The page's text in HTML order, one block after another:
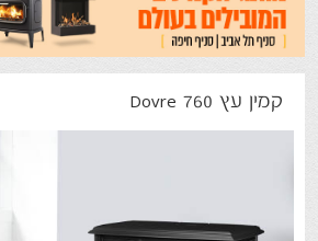
קמין עץ Dovre 760